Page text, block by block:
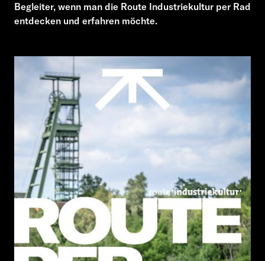
Begleiter, wenn man die Route Industriekultur per Rad
entdecken und erfahren möchte.